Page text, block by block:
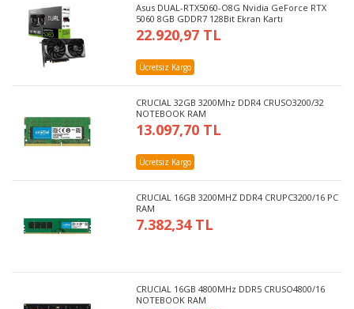
Asus DUAL-RTX5060-O8G Nvidia GeForce RTX
5060 8GB GDDR7 128Bit Ekran Kartı
22.920,97 TL
Ücretsiz Kargo
CRUCIAL 32GB 3200Mhz DDR4 CRUSO3200/32
NOTEBOOK RAM
13.097,70 TL
Ücretsiz Kargo
CRUCIAL 16GB 3200MHZ DDR4 CRUPC3200/16 PC
RAM
7.382,34 TL
CRUCIAL 16GB 4800MHz DDR5 CRUSO4800/16
NOTEBOOK RAM